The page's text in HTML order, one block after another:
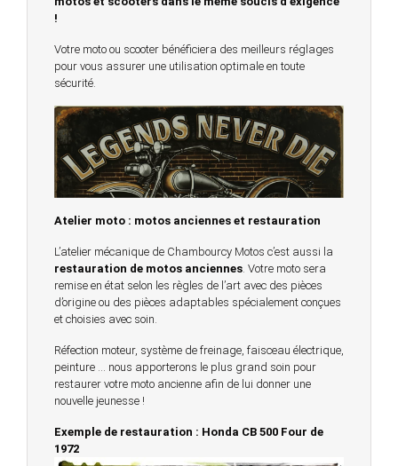
!
Votre moto ou scooter bénéficiera des meilleurs réglages
pour vous assurer une utilisation optimale en toute
sécurité.
Atelier moto : motos anciennes et restauration
L’atelier mécanique de Chambourcy Motos c’est aussi la
restauration de motos anciennes . Votre moto sera
remise en état selon les règles de l’art avec des pièces
d’origine ou des pièces adaptables spécialement conçues
et choisies avec soin.
Réfection moteur, système de freinage, faisceau électrique,
peinture … nous apporterons le plus grand soin pour
restaurer votre moto ancienne afin de lui donner une
nouvelle jeunesse !
Exemple de restauration : Honda CB 500 Four de
1972